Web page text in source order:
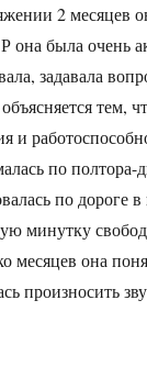
2 месяцев
она была очень
задавала
тем,
и
по полтора-
по дороге
минутку
месяцев она
произносить